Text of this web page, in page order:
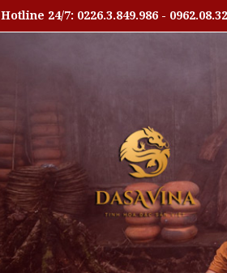
Hotline 24/7: 0226.3.849.986 -